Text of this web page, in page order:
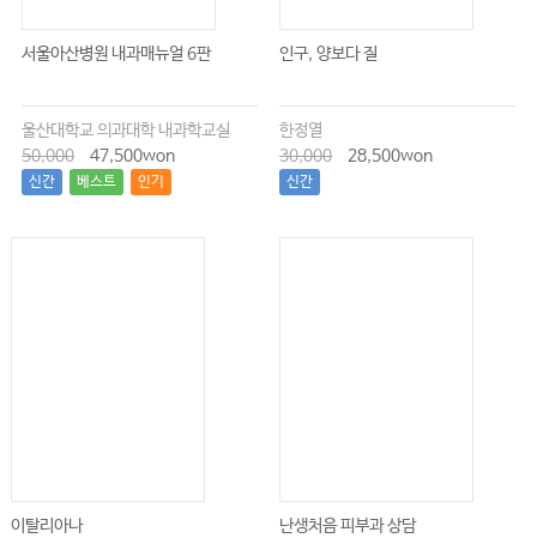
서울아산병원 내과매뉴얼 6판
울산대학교 의과대학 내과학교실
50,000
47,500won
신간 베스트 인기
인구, 양보다 질
한정열
30,000
28,500won
신간
이탈리아나 난생처음 피부과 상담